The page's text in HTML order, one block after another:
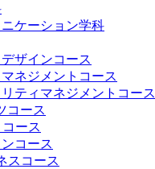
ケーション学科
デザインコース
マネジメントコース
リティマネジメントコース
コース
コース
ンコース
スコース